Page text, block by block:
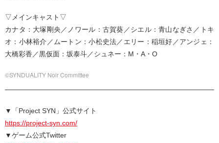
▽メインキャスト▽
カナタ：大塚剛央／ノワール：古賀葵／シエル：青山なぎさ／トキ
オ：小林裕介／ムートン：小松史法／エリー：稲垣好／アンジェ：
大橋彩香／黒仮面：坂泰斗／シュネー：M・A・O
©SYNDUALITY Noir Committee
▼「Project SYN」公式サイト
https://project-syn.com/
▼ゲーム公式Twitter